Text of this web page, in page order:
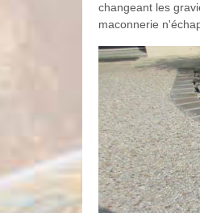
changeant les
maconnerie